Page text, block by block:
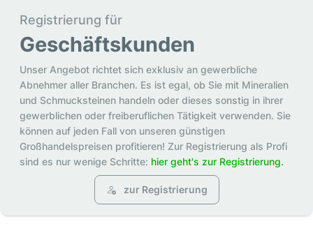
Registrierung für
Geschäftskunden
Unser Angebot richtet sich exklusiv an gewerbliche
Abnehmer aller Branchen. Es ist egal, ob Sie mit Mineralien
und Schmucksteinen handeln oder dieses sonstig in ihrer
gewerblichen oder freiberuflichen Tätigkeit verwenden. Sie
können auf jeden Fall von unseren günstigen
Großhandelspreisen profitieren! Zur Registrierung als Profi
sind es nur wenige Schritte: hier geht's zur Registrierung.
zur Registrierung